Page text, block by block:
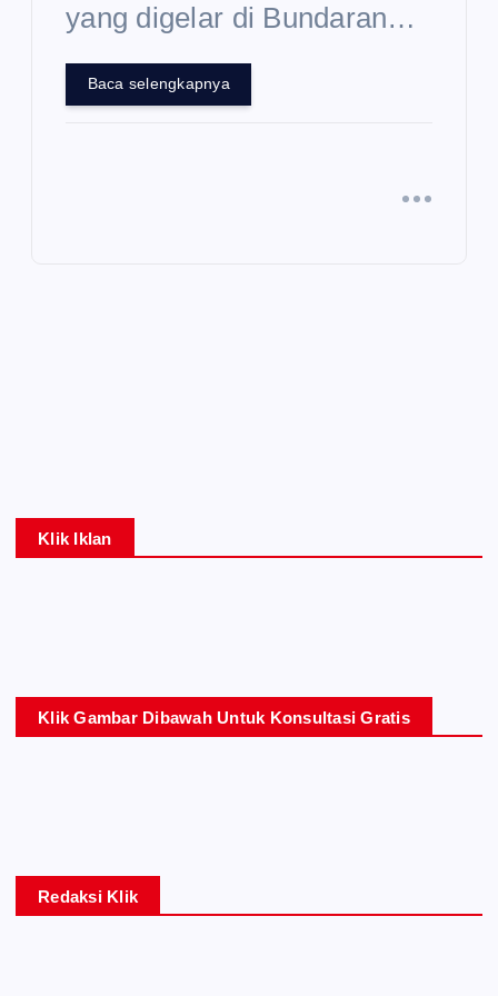
yang digelar di Bundaran…
Baca selengkapnya
Klik Iklan
Klik Gambar Dibawah Untuk Konsultasi Gratis
Redaksi Klik